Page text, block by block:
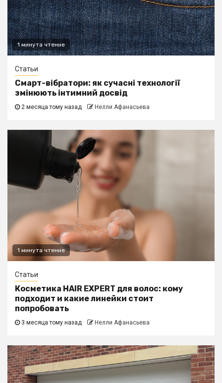
1 минута чтение
Статьи
Смарт-вібратори: як сучасні технології
змінюють інтимний досвід
2 месяца тому назад Нелли Афанасьева
1 минута чтение
Статьи
Косметика HAIR EXPERT для волос: кому
подходит и какие линейки стоит
попробовать
3 месяца тому назад Нелли Афанасьева